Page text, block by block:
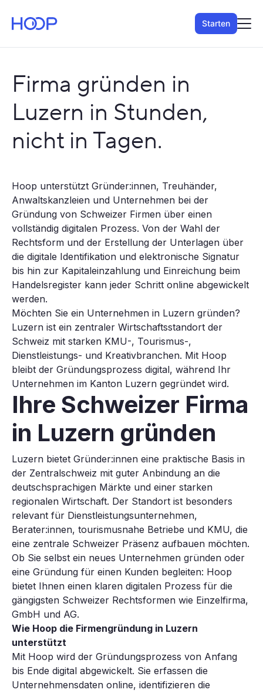
Starten
Firma gründen in
Luzern in Stunden,
nicht in Tagen.
Hoop unterstützt Gründer:innen, Treuhänder,
Anwaltskanzleien und Unternehmen bei der
Gründung von Schweizer Firmen über einen
vollständig digitalen Prozess. Von der Wahl der
Rechtsform und der Erstellung der Unterlagen über
die digitale Identifikation und elektronische Signatur
bis hin zur Kapitaleinzahlung und Einreichung beim
Handelsregister kann jeder Schritt online abgewickelt
werden.
Möchten Sie ein Unternehmen in Luzern gründen?
Luzern ist ein zentraler Wirtschaftsstandort der
Schweiz mit starken KMU-, Tourismus-,
Dienstleistungs- und Kreativbranchen. Mit Hoop
bleibt der Gründungsprozess digital, während Ihr
Unternehmen im Kanton Luzern gegründet wird.
Ihre Schweizer Firma
in Luzern gründen
Luzern bietet Gründer:innen eine praktische Basis in
der Zentralschweiz mit guter Anbindung an die
deutschsprachigen Märkte und einer starken
regionalen Wirtschaft. Der Standort ist besonders
relevant für Dienstleistungsunternehmen,
Berater:innen, tourismusnahe Betriebe und KMU, die
eine zentrale Schweizer Präsenz aufbauen möchten.
Ob Sie selbst ein neues Unternehmen gründen oder
eine Gründung für einen Kunden begleiten: Hoop
bietet Ihnen einen klaren digitalen Prozess für die
gängigsten Schweizer Rechtsformen wie Einzelfirma,
GmbH und AG.
Wie Hoop die Firmengründung in Luzern
unterstützt
Mit Hoop wird der Gründungsprozess von Anfang
bis Ende digital abgewickelt. Sie erfassen die
Unternehmensdaten online, identifizieren die